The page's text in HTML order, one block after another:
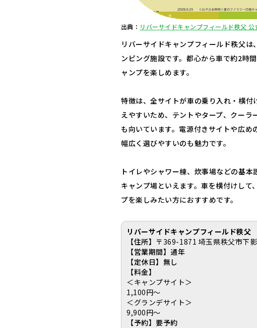
出典： リバーサイドキャンプフィールド秩父 公
リバーサイドキャンプフィールド秩父
ンピング施設です。都心から車で約2時
ャンプを楽しめます。
特徴は、全サイトが車の乗り入れ・横
えやすいため、テントやタープ、クー
も向いています。電源付きサイトや広め
幅広く選びやすいのも魅力です。
トイレやシャワー棟、炊事場などの基
キャンプ場といえます。車を横付けし
プを楽しみたい方におすすめです。
リバーサイドキャンプフィールド秩父
【住所】 〒369-1871 埼玉県秩父市下
【営業期間】通年
【定休日】無し
【料金】
＜キャンプサイト＞
1,100円～
＜グランデサイト＞
9,900円～
【予約】要予約